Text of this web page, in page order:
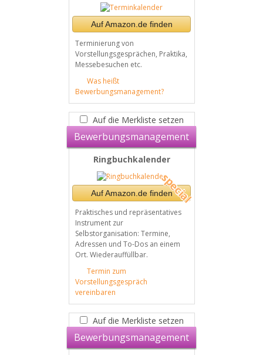
Auf Amazon.de finden
Terminierung von
Vorstellungsgesprächen, Praktika,
Messebesuchen etc.
Was heißt
Bewerbungsmanagement?
Auf die Merkliste setzen
Bewerbungsmanagement
Ringbuchkalender
Auf Amazon.de finden
Praktisches und repräsentatives
Instrument zur
Selbstorganisation: Termine,
Adressen und To-Dos an einem
Ort. Wiederauffüllbar.
Termin zum
Vorstellungsgespräch
vereinbaren
Auf die Merkliste setzen
Bewerbungsmanagement